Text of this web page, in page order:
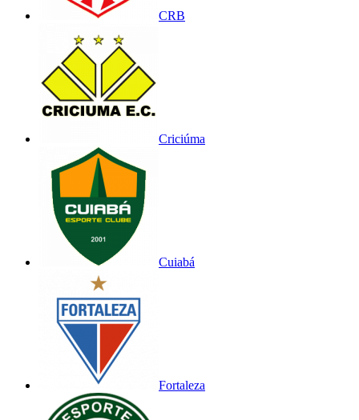
CRB
Criciúma
Cuiabá
Fortaleza